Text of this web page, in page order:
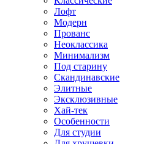
Лофт
Модерн
Прованс
Неоклассика
Минимализм
Под старину
Скандинавские
Элитные
Эксклюзивные
Хай-тек
Особенности
Для студии